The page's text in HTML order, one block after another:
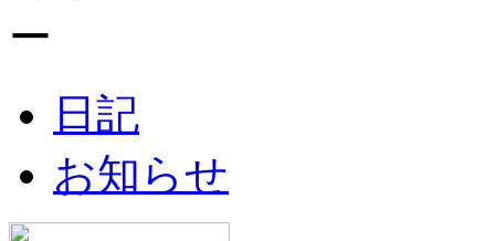
日記
お知らせ